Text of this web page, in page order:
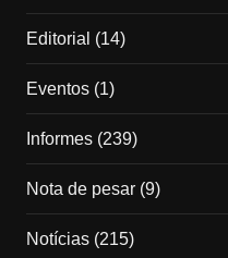
Editorial (14)
Eventos(1)
Informes(239)
Nota de pesar(9)
Notícias(215)